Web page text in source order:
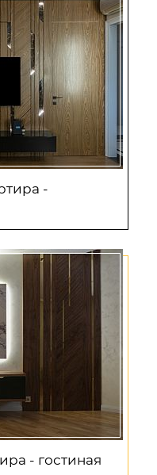
-
- гостиная